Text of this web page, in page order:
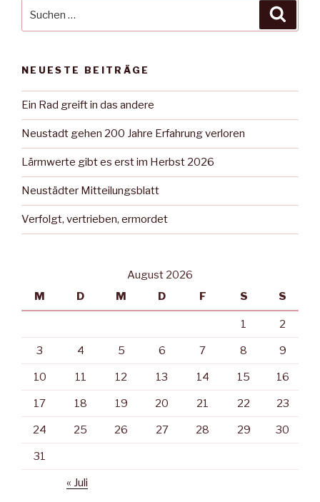
nach:
NEUESTE BEITRÄGE
Ein Rad greift in das andere
Neustadt gehen 200 Jahre Erfahrung verloren
Lärmwerte gibt es erst im Herbst 2026
Neustädter Mitteilungsblatt
Verfolgt, vertrieben, ermordet
August 2026
M
D M D F S S
1 2
3 4 5 6 7 8 9
10 11 12 13 14 15 16
17 18 19 20 21 22 23
24 25 26 27 28 29 30
31
« Juli